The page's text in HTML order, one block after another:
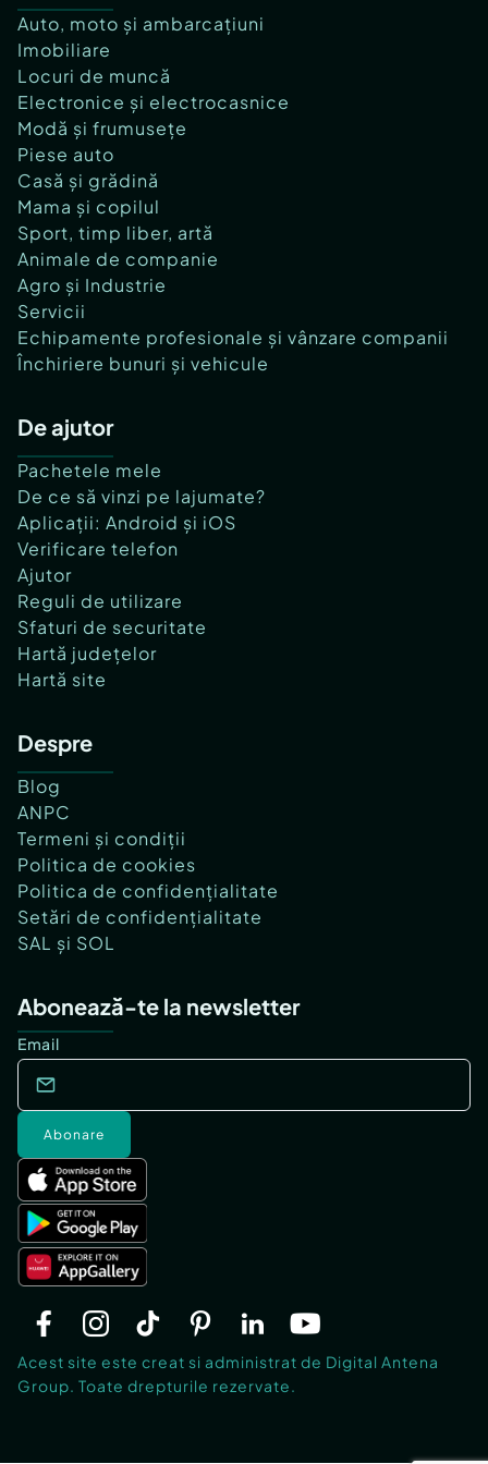
Auto, moto și ambarcațiuni
Imobiliare
Locuri de muncă
Electronice și electrocasnice
Modă și frumusețe
Piese auto
Casă și grădină
Mama și copilul
Sport, timp liber, artă
Animale de companie
Agro și Industrie
Servicii
Echipamente profesionale și vânzare companii
Închiriere bunuri și vehicule
De ajutor
Pachetele mele
De ce să vinzi pe lajumate?
Aplicații: Android și iOS
Verificare telefon
Ajutor
Reguli de utilizare
Sfaturi de securitate
Hartă județelor
Hartă site
Despre
Blog
ANPC
Termeni și condiții
Politica de cookies
Politica de confidențialitate
Setări de confidențialitate
SAL și SOL
Abonează-te la newsletter
Email
Abonare
Acest site este creat si administrat de Digital Antena
Group. Toate drepturile rezervate.